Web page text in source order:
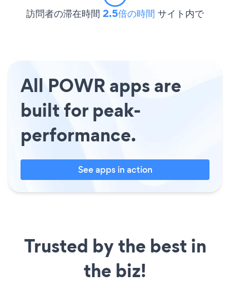
訪問者の滞在時間 2.5倍の時間 サイト内で
All POWR apps are
built for peak-
performance.
See apps in action
Trusted by the best in
the biz!